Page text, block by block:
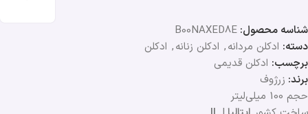
شناسه محصول: B00NAXED8E
دسته: ادکلن مردانه, ادکلن زنانه, ادکلن
برچسب: ادکلن قدیمی
برند: زرژوف
حجم 100 میلی‌لیتر